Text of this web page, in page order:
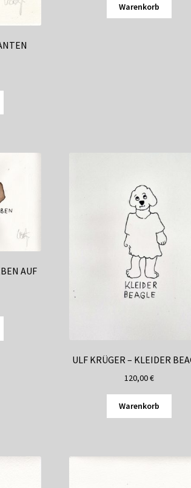
Warenkorb
AUF
ULF KRÜGER – KLEIDER
120,00€
Warenkorb